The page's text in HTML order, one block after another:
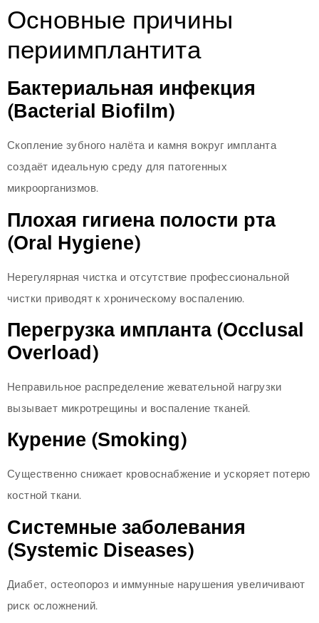
Основные причины
периимплантита
Бактериальная инфекция
(Bacterial Biofilm)
Скопление зубного налёта и камня вокруг импланта
создаёт идеальную среду для патогенных
микроорганизмов.
Плохая гигиена полости рта
(Oral Hygiene)
Нерегулярная чистка и отсутствие профессиональной
чистки приводят к хроническому воспалению.
Перегрузка импланта (Occlusal
Overload)
Неправильное распределение жевательной нагрузки
вызывает микротрещины и воспаление тканей.
Курение (Smoking)
Существенно снижает кровоснабжение и ускоряет потерю
костной ткани.
Системные заболевания
(Systemic Diseases)
Диабет, остеопороз и иммунные нарушения увеличивают
риск осложнений.